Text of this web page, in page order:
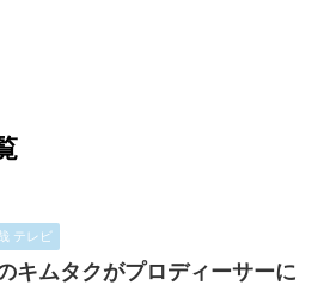
テレビ
キムタクがプロディーサーに